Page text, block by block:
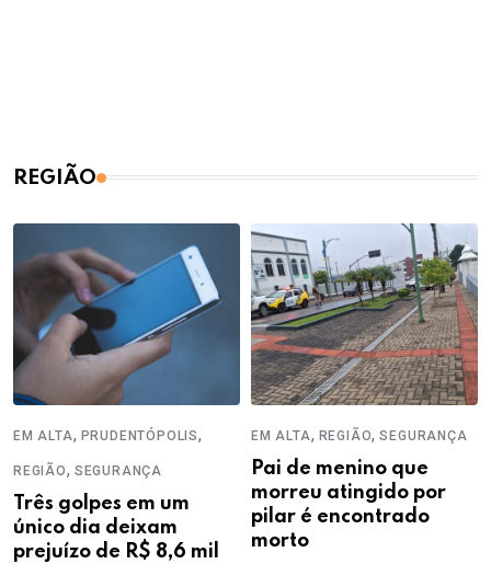
REGIÃO
EM ALTA, PRUDENTÓPOLIS,
REGIÃO, SEGURANÇA
Três golpes em um
único dia deixam
prejuízo de R$ 8,6 mil
EM ALTA, REGIÃO,SEGURANÇA
Pai de menino que
morreu atingido por
pilar é encontrado
morto